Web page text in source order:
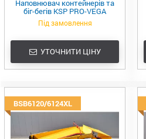
Наповнювач контейнерів та
біг-бегів KSP PRO-VEGA
Під замовлення
УТОЧНИТИ ЦІНУ
BSB6120/6124XL